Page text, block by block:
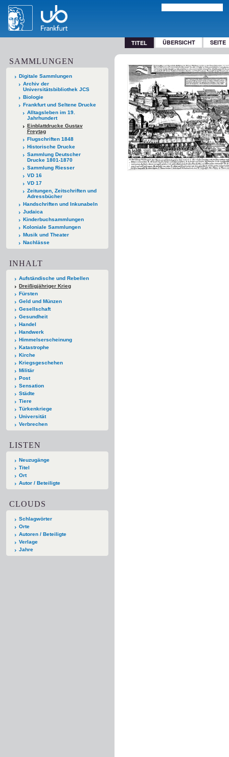
TITEL ÜBERSICHT SEITE
SAMMLUNGEN
Digitale Sammlungen
Archiv der
Universitätsbibliothek JCS
Biologie
Frankfurt und Seltene Drucke
Alltagsleben im 19.
Jahrhundert
Einblattdrucke Gustav
Freytag
Flugschriften 1848
Historische Drucke
Sammlung Deutscher
Drucke 1801-1870
Sammlung Riesser
VD 16
VD 17
Zeitungen, Zeitschriften und
Adressbücher
Handschriften und Inkunabeln
Judaica
Kinderbuchsammlungen
Koloniale Sammlungen
Musik und Theater
Nachlässe
INHALT
Aufständische und Rebellen
Dreißigjähriger Krieg
Fürsten
Geld und Münzen
Gesellschaft
Gesundheit
Handel
Handwerk
Himmelserscheinung
Katastrophe
Kirche
Kriegsgeschehen
Militär
Post
Sensation
Städte
Tiere
Türkenkriege
Universität
Verbrechen
LISTEN
Neuzugänge
Titel
Ort
Autor / Beteiligte
CLOUDS
Schlagwörter
Orte
Autoren / Beteiligte
Verlage
Jahre